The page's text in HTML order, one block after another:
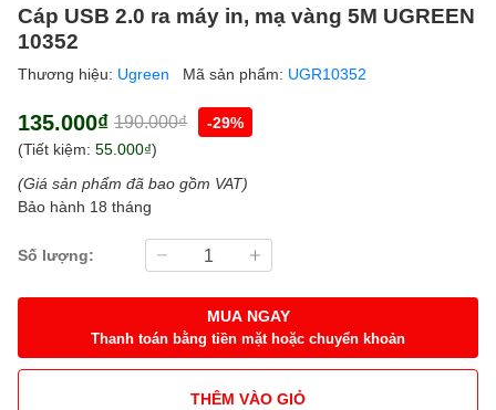
Cáp USB 2.0 ra máy in, mạ vàng 5M UGREEN
10352
Thương hiệu: Ugreen Mã sản phẩm: UGR10352
135.000₫ 190.000₫
-29%
(Tiết kiệm: 55.000₫)
(Giá sản phẩm đã bao gồm VAT)
Bảo hành 18 tháng
Số lượng:
MUA NGAY
Thanh toán bằng tiền mặt hoặc chuyển khoản
THÊM VÀO GIỎ